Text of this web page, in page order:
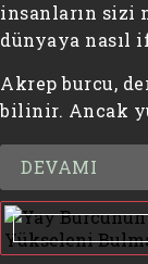
insanların sizi
dünyaya nasıl
Akrep burcu,
bilinir. Ancak
DEVAMI